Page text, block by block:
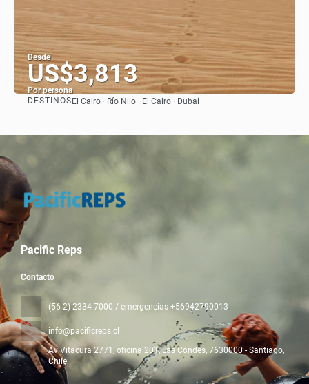
Desde
US$3,813
Por persona
DESTINOSEl Cairo · Río Nilo · El Cairo · Dubai
Pacific Reps
Contacto
(56-2) 2334 7000 / emergencias +56942790013
info@pacificreps.cl
Av Vitacura 2771, oficina 201, Las Condes , 7630000 - Santiago,
Chile